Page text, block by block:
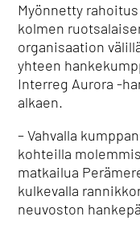
Myönnetty
kolmen
organisaation
yhteen
Interreg Aurora -
alkaen.
– Vahvalla
kohteilla
matkailua
kulkevalla
neuvoston